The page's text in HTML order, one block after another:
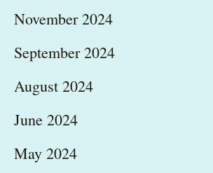
November 2024
September 2024
August 2024
June 2024
May 2024